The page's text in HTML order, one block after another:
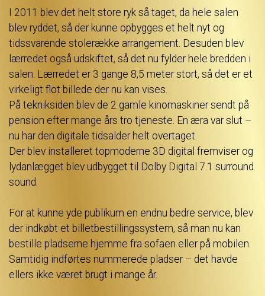
I 2011 blev det helt store ryk så taget, da hele salen
blev ryddet, så der kunne opbygges et helt nyt og
tidssvarende stolerække arrangement. Desuden blev
lærredet også udskiftet, så det nu fylder hele bredden i
salen. Lærredet er 3 gange 8,5 meter stort, så det er et
virkeligt flot billede der nu kan vises.
På tekniksiden blev de 2 gamle kinomaskiner sendt på
pension efter mange års tro tjeneste. En æra var slut –
nu har den digitale tidsalder helt overtaget.
Der blev installeret topmoderne 3D digital fremviser og
lydanlægget blev udbygget til Dolby Digital 7.1 surround
sound.
For at kunne yde publikum en endnu bedre service, blev
der indkøbt et billetbestillingssystem, så man nu kan
bestille pladserne hjemme fra sofaen eller på mobilen.
Samtidig indførtes nummerede pladser – det havde
ellers ikke været brugt i mange år.